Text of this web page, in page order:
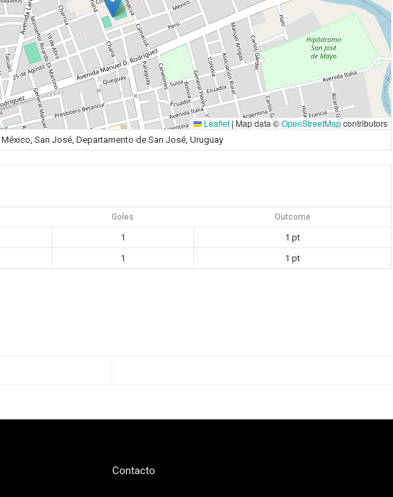
Leaflet | Map data ©OpenStreetMapcontributors
México, San José, Departamento de San José, Uruguay
Goles Outcome
1
1 pt
1 1 pt
Contacto